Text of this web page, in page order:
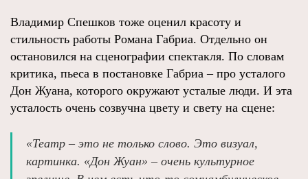
Владимир Спешков тоже оценил красоту и
стильность работы Романа Габриа. Отдельно он
остановился на сценографии спектакля. По словам
критика, пьеса в постановке Габриа – про усталого
Дон Жуана, которого окружают усталые люди. И эта
усталость очень созвучна цвету и свету на сцене:
«Театр – это не только слово. Это визуал,
картинка. «Дон Жуан» – очень культурное